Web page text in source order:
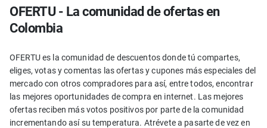
OFERTU - La comunidad de ofertas en
Colombia
OFERTU es la comunidad de descuentos donde tú compartes,
eliges, votas y comentas las ofertas y cupones más especiales del
mercado con otros compradores para así, entre todos, encontrar
las mejores oportunidades de compra en internet. Las mejores
ofertas reciben más votos positivos por parte de la comunidad
incrementando así su temperatura. Atrévete a pasarte de vez en